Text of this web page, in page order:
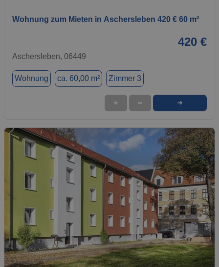
Wohnung zum Mieten in Aschersleben 420 € 60 m²
420 €
Aschersleben, 06449
Wohnung ca. 60,00 m² Zimmer 3
★ ➦ ➜
1 / 6